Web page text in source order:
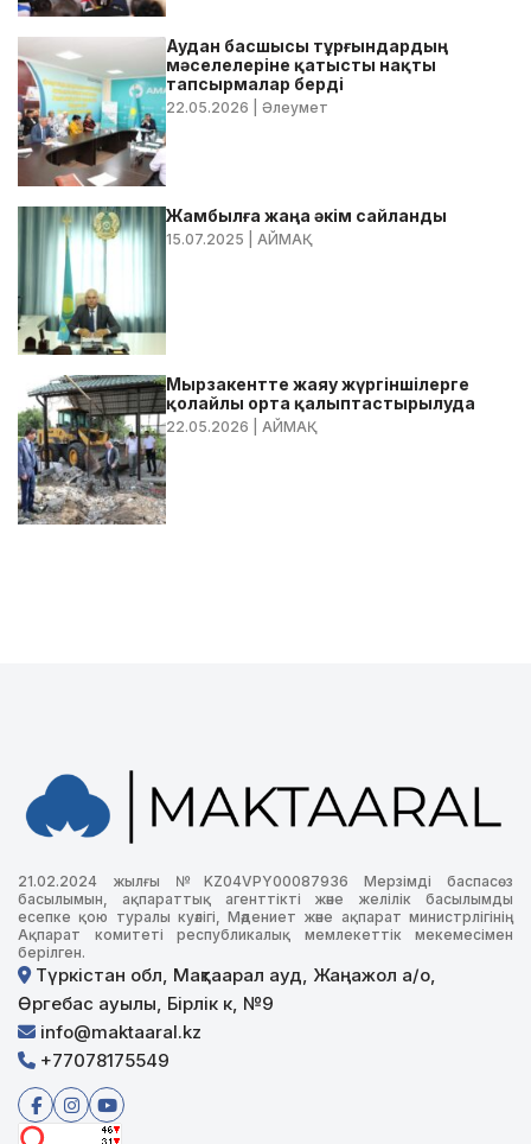
Аудан басшысы тұрғындардың
мәселелеріне қатысты нақты
тапсырмалар берді
22.05.2026 | Әлеумет
Жамбылға жаңа әкім сайланды
15.07.2025 | АЙМАҚ
Мырзакентте жаяу жүргіншілерге
қолайлы орта қалыптастырылуда
22.05.2026 | АЙМАҚ
21.02.2024 жылғы №KZ04VPY00087936 Мерзімді баспасөз
басылымын, ақпараттық агенттікті және желілік басылымды
есепке қою туралы куәлігі, Мәдениет және ақпарат министрлігінің
Ақпарат комитеті республикалық мемлекеттік мекемесімен
берілген.
Түркістан обл, Мақтаарал ауд, Жаңажол а/о,
Өргебас ауылы, Бірлік к, №9
info@maktaaral.kz
+77078175549